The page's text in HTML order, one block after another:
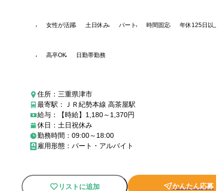
女性が活躍 土日休み パート 時間固定 年休125日以上
高卒OK 日勤帯勤務
住所：三重県津市
最寄駅：ＪＲ紀勢本線 高茶屋駅
給与：【時給】1,180～1,370円
休日：土日祝休み
勤務時間：09:00～18:00
雇用形態：パート・アルバイト
リストに追加 かんたん応募